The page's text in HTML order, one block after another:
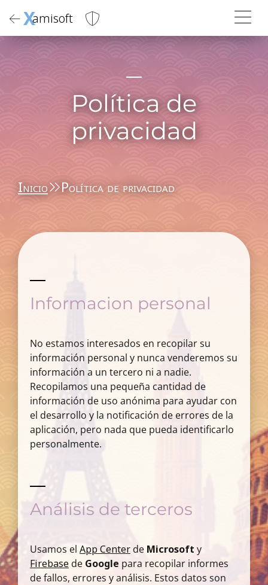
Xamisoft
Política de
privacidad
Inicio Política de privacidad
Informacion personal
No estamos interesados en recopilar su
información personal y nunca venderemos su
información a un tercero ni a nadie.
Recopilamos una pequeña cantidad de
información de uso anónima para ayudar con
el desarrollo y la notificación de errores de la
aplicación, pero nada que pueda identificarlo
personalmente.
Análisis de terceros
Usamos el App Center de Microsoft y
Firebase de Google para recopilar informes
de fallos, errores y análisis. Estos datos son